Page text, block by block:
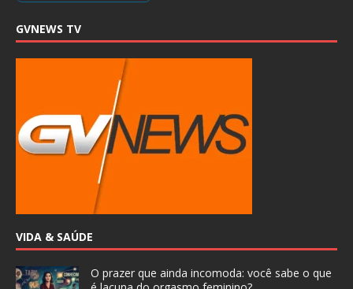
GVNEWS TV
VIDA & SAÚDE
O prazer que ainda incomoda: você sabe o que